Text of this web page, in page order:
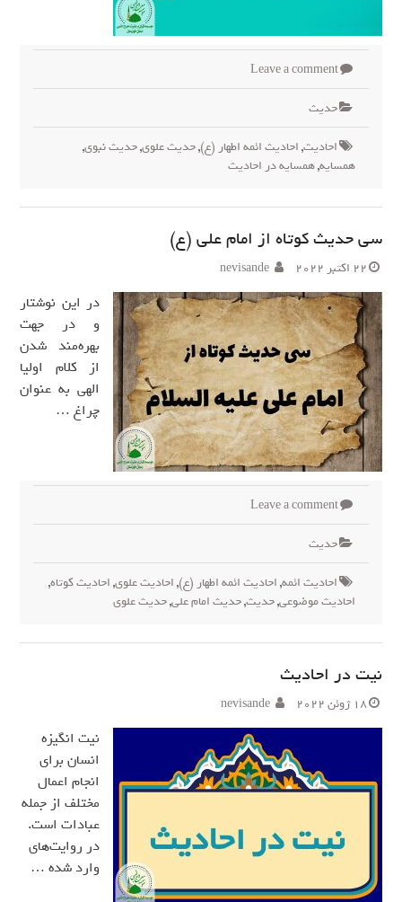
Leave a comment
حدیث
احادیث,احادیث ائمه اطهار (ع),حدیث علوی,حدیث نبوی,
همسایه,همسایه در احادیث
سی حدیث کوتاه از امام علی (ع)
22 اکتبر 2022 nevisande
در این نوشتار
و در جهت
بهره‌مند شدن
از کلام اولیا
الهی به عنوان
چراغ …
Leave a comment
حدیث
احادیث ائمه,احادیث ائمه اطهار (ع),احادیث علوی,احادیث کوتاه,
احادیث موضوعی,حدیث,حدیث امام علی,حدیث علوی
نیت در احادیث
18 ژوئن 2022 nevisande
نیت انگیزه
انسان برای
انجام اعمال
مختلف از جمله
عبادات است.
در روایت‌های
وارد شده …